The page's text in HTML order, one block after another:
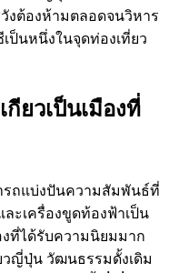
งต้องห้ามตลอดจนวิหาร
ป็นหนึ่งในจุดท่องเที่ยว
ยวเป็นเมืองที่
รถแบ่งปันความสัมพันธ์ที่
ะเครื่องขูดท้องฟ้าเป็น
ที่ได้รับความนิยมมาก
ญี่ปุ่น วัฒนธรรมดั้งเดิม